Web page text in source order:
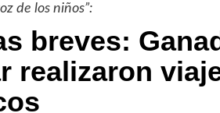
de los niños”:
breves:
realizaron